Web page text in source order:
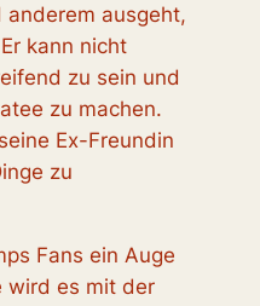
anderem ausgeht,
kann nicht
zu sein und
zu machen.
Ex-Freundin
zu
Fans ein Auge
wird es mit der